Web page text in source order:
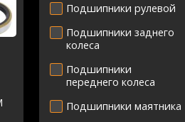
Подшипники рулевой
Подшипники заднего
колеса
Подшипники
переднего колеса
Подшипники маятника